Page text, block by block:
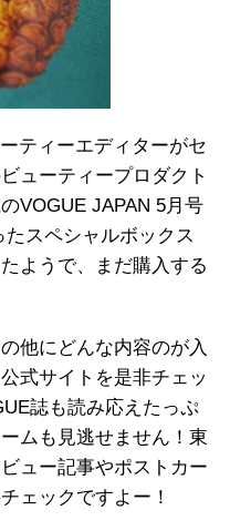
ティーエディターがセ
ューティープロダクト
VOGUE JAPAN 5月号
スペシャルボックス
ようで、まだ購入する
他にどんな内容のが入
式サイトを是非チェッ
誌も読み応えたっぷ
ムも見逃せません！東
ュー記事やポストカー
ェックですよー！